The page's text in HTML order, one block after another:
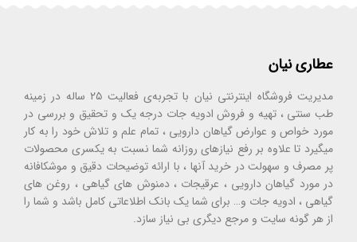
عطاری نیان
مدیریت فروشگاه اینترنتی نیان با تجربه‌ی فعالیت ۲۵ ساله در زمینه
طب سنتی ، تهیه و فروش ادویه جات درجه یک و تحقیق و بررسی در
مورد خواص و عوارض گیاهان دارویی ، تمام علم و تلاش خود را به کار
میگیرد تا علاوه بر رفع نیازهای روزانه شما نسبت به یکسری محصولات
پر مصرف و سهولت در خرید آنها ، با ارائه توضیحات دقیق و موشکافانه
در مورد گیاهان دارویی ، عرقیجات ، دمنوش های گیاهی ، روغن های
گیاهی ، ادویه جات و… برای شما یک بانک اطلاعاتی کامل باشد و شما را
از هر گونه سایت و مرجع دیگری بی نیاز سازد.